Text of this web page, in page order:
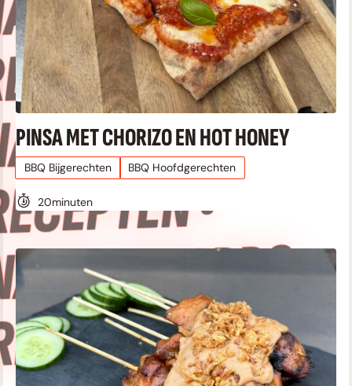
•
BBQ
•
BBQ
PINSA MET CHORIZO EN HOT HONEY
BBQ Bijgerechten BBQ Hoofdgerechten
20minuten